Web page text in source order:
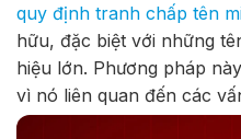
quy định tranh chấp tên
hữu, đặc biệt với những
hiệu lớn. Phương pháp
vì nó liên quan đến các